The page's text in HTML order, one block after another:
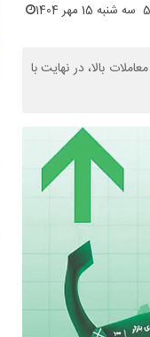
سه شنبه 15 مهر 1404
بالا، در نهایت با